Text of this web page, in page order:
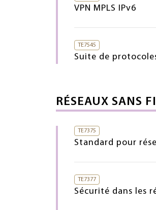
VPN MPLS IPv6
TE7545
Suite de
RÉSEAUX SANS
TE7375
Standard pour
TE7377
Sécurité dans les